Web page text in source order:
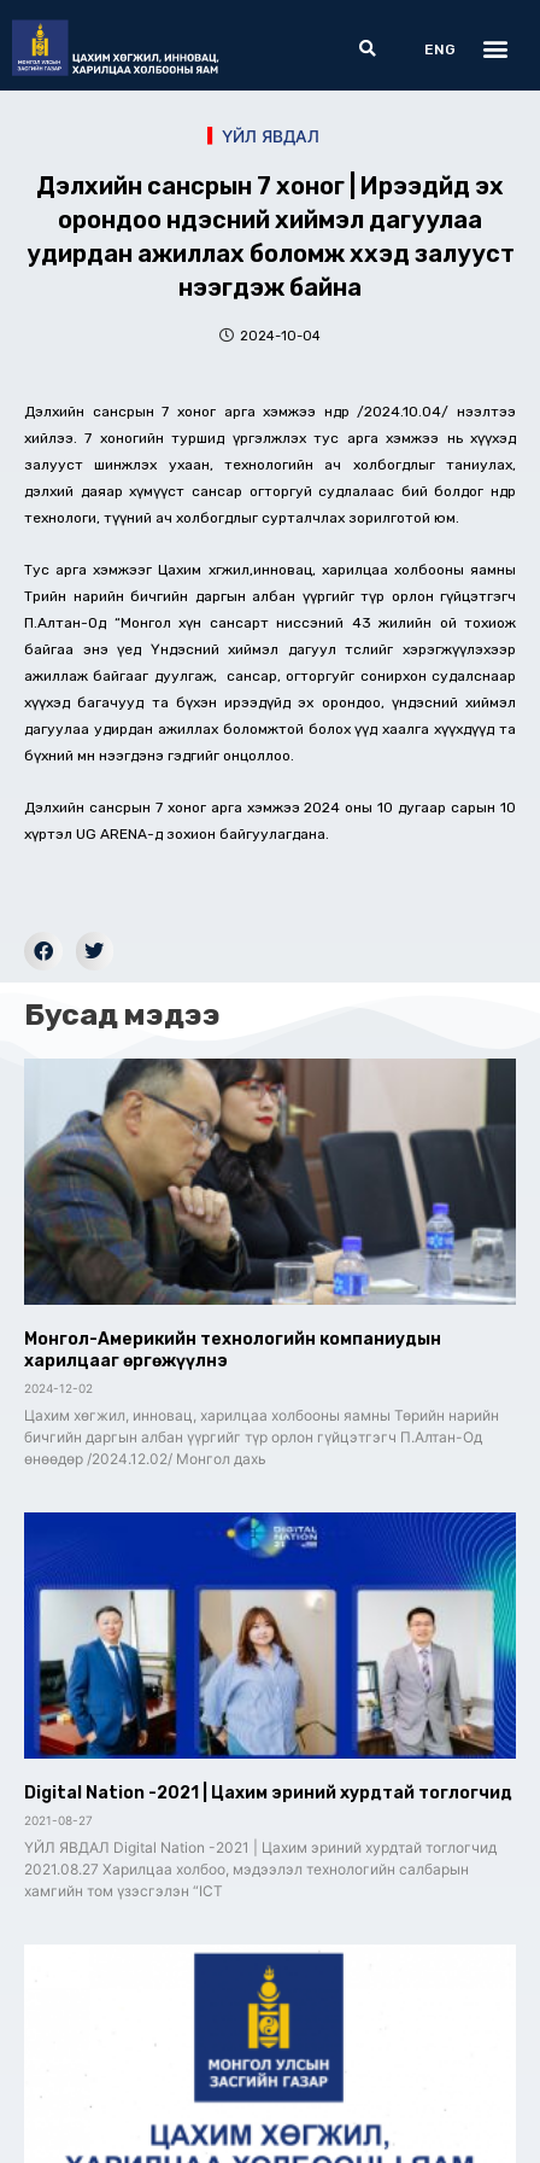
content
Search
ENG
ҮЙЛ ЯВДАЛ
Дэлхийн сансрын 7 хоног | Ирээдүйд эх
орондоо үндэсний хиймэл дагуулаа
удирдан ажиллах боломж хүүхэд залууст
нээгдэж байна
2024-10-04
Дэлхийн сансрын 7 хоног арга хэмжээ өнөөдөр /2024.10.04/ нээлтээ
хийлээ. 7 хоногийн туршид үргэлжлэх тус арга хэмжээ нь хүүхэд
залууст шинжлэх ухаан, технологийн ач холбогдлыг таниулах,
дэлхий даяар хүмүүст сансар огторгуй судлалаас бий болдог өндөр
технологи, түүний ач холбогдлыг сурталчлах зорилготой юм.
Тус арга хэмжээг Цахим хөгжил,инновац, харилцаа холбооны яамны
Төрийн нарийн бичгийн даргын албан үүргийг түр орлон гүйцэтгэгч
П.Алтан-Од “Монгол хүн сансарт ниссэний 43 жилийн ой тохиож
байгаа энэ үед Үндэсний хиймэл дагуул төслийг хэрэгжүүлэхээр
ажиллаж байгааг дуулгаж, сансар, огторгуйг сонирхон судалснаар
хүүхэд багачууд та бүхэн ирээдүйд эх орондоо, үндэсний хиймэл
дагуулаа удирдан ажиллах боломжтой болох үүд хаалга хүүхдүүд та
бүхний өмнө нээгдэнэ гэдгийг онцоллоо.
Дэлхийн сансрын 7 хоног арга хэмжээ 2024 оны 10 дугаар сарын 10
хүртэл UG ARENA-д зохион байгуулагдана.
Бусад мэдээ
Монгол-Америкийн технологийн компаниудын
харилцааг өргөжүүлнэ
2024-12-02
Цахим хөгжил, инновац, харилцаа холбооны яамны Төрийн нарийн
бичгийн даргын албан үүргийг түр орлон гүйцэтгэгч П.Алтан-Од
өнөөдөр /2024.12.02/ Монгол дахь
Digital Nation -2021 | Цахим эриний хурдтай тоглогчид
2021-08-27
ҮЙЛ ЯВДАЛ Digital Nation -2021 | Цахим эриний хурдтай тоглогчид
2021.08.27 Харилцаа холбоо, мэдээлэл технологийн салбарын
хамгийн том үзэсгэлэн “ICT